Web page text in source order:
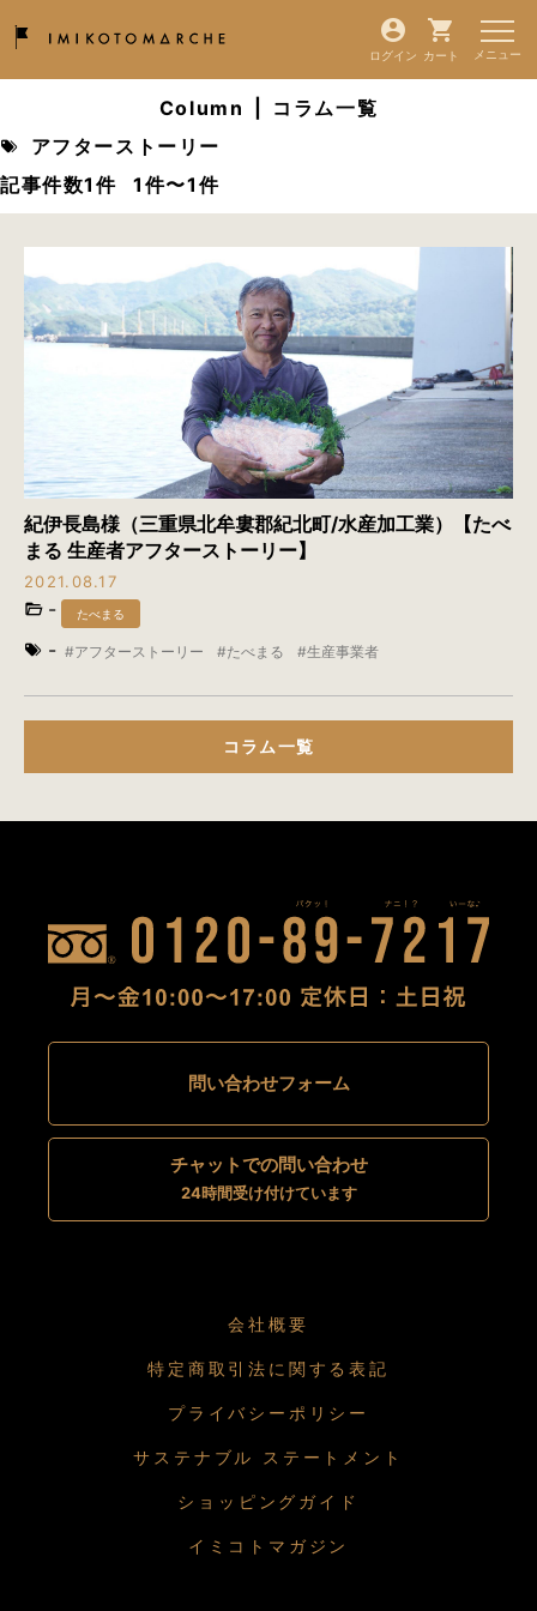
ログイン カート
Column
コラム一覧
アフターストーリー
記事件数1件
1件〜1件
紀伊長島様（三重県北牟婁郡紀北町/水産加工業）【たべ
まる 生産者アフターストーリー】
2021.08.17
- たべまる
- アフターストーリー たべまる 生産事業者
コラム一覧
会社概要
特定商取引法に関する表記
プライバシーポリシー
サステナブル ステートメント
ショッピングガイド
イミコトマガジン
問い合わせフォーム
チャットでの問い合わせ
24時間受け付けています